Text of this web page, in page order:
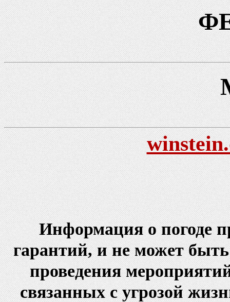
Информация о погоде
гарантий, и не может
проведения
связанных с угрозой